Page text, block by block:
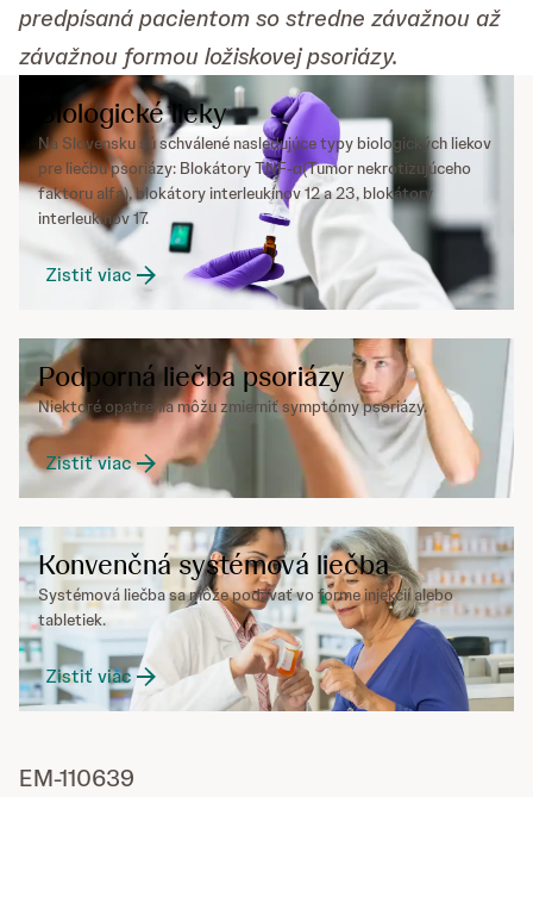
predpísaná pacientom so stredne závažnou až
závažnou formou ložiskovej psoriázy.
Biologické lieky
Na Slovensku sú schválené nasledujúce typy biologických liekov
pre liečbu psoriázy: Blokátory TNF-α(Tumor nekrotizujúceho
faktoru alfa), blokátory interleukínov 12 a 23, blokátory
interleukínov 17.
Zistiť viac
Podporná liečba psoriázy
Niektoré opatrenia môžu zmierniť symptómy psoriázy.
Zistiť viac
Konvenčná systémová liečba
Systémová liečba sa môže podávať vo forme injekcií alebo
tabletiek.
Zistiť viac
EM-110639